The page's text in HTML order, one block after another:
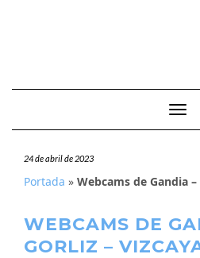
24 de abril de 2023
Portada » Webcams de Gandia
WEBCAMS DE
GORLIZ –